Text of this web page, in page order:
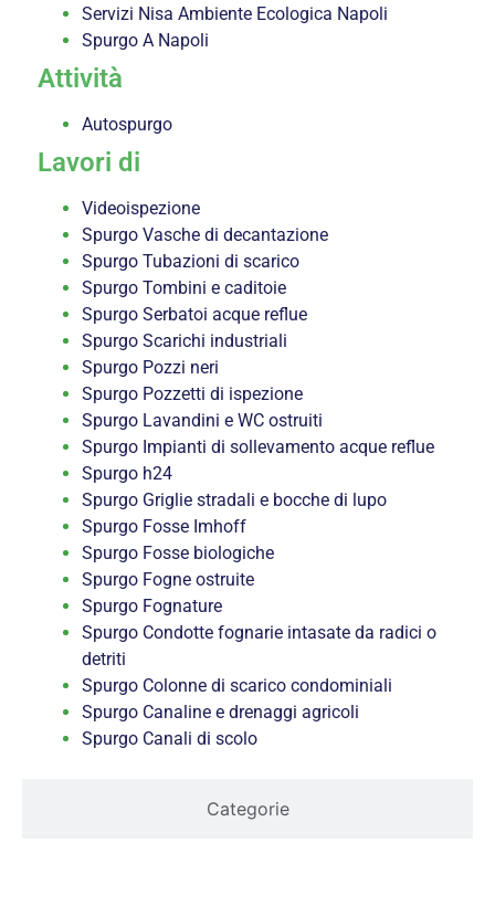
Categorie
Servizi Nisa Ambiente Ecologica Napoli
Spurgo A Napoli
Attività
Autospurgo
Lavori di
Videoispezione
Spurgo Vasche di decantazione
Spurgo Tubazioni di scarico
Spurgo Tombini e caditoie
Spurgo Serbatoi acque reflue
Spurgo Scarichi industriali
Spurgo Pozzi neri
Spurgo Pozzetti di ispezione
Spurgo Lavandini e WC ostruiti
Spurgo Impianti di sollevamento acque reflue
Spurgo h24
Spurgo Griglie stradali e bocche di lupo
Spurgo Fosse Imhoff
Spurgo Fosse biologiche
Spurgo Fogne ostruite
Spurgo Fognature
Spurgo Condotte fognarie intasate da radici o
detriti
Spurgo Colonne di scarico condominiali
Spurgo Canaline e drenaggi agricoli
Spurgo Canali di scolo